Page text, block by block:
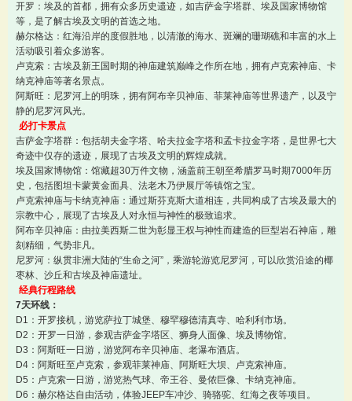
开罗：埃及的首都，拥有众多历史遗迹，如吉萨金字塔群、埃及国家博物馆
等，是了解古埃及文明的首选之地。
赫尔格达：红海沿岸的度假胜地，以清澈的海水、斑斓的珊瑚礁和丰富的水上
活动吸引着众多游客。
卢克索：古埃及新王国时期的神庙建筑巅峰之作所在地，拥有卢克索神庙、卡
纳克神庙等著名景点。
阿斯旺：尼罗河上的明珠，拥有阿布辛贝神庙、菲莱神庙等世界遗产，以及宁
静的尼罗河风光。
必打卡景点
吉萨金字塔群：包括胡夫金字塔、哈夫拉金字塔和孟卡拉金字塔，是世界七大
奇迹中仅存的遗迹，展现了古埃及文明的辉煌成就。
埃及国家博物馆：馆藏超30万件文物，涵盖前王朝至希腊罗马时期7000年历
史，包括图坦卡蒙黄金面具、法老木乃伊展厅等镇馆之宝。
卢克索神庙与卡纳克神庙：通过斯芬克斯大道相连，共同构成了古埃及最大的
宗教中心，展现了古埃及人对永恒与神性的极致追求。
阿布辛贝神庙：由拉美西斯二世为彰显王权与神性而建造的巨型岩石神庙，雕
刻精细，气势非凡。
尼罗河：纵贯非洲大陆的“生命之河”，乘游轮游览尼罗河，可以欣赏沿途的椰
枣林、沙丘和古埃及神庙遗址。
经典行程路线
7天环线：
D1：开罗接机，游览萨拉丁城堡、穆罕穆德清真寺、哈利利市场。
D2：开罗一日游，参观吉萨金字塔区、狮身人面像、埃及博物馆。
D3：阿斯旺一日游，游览阿布辛贝神庙、老瀑布酒店。
D4：阿斯旺至卢克索，参观菲莱神庙、阿斯旺大坝、卢克索神庙。
D5：卢克索一日游，游览热气球、帝王谷、曼侬巨像、卡纳克神庙。
D6：赫尔格达自由活动，体验JEEP车冲沙、骑骆驼、红海之夜等项目。